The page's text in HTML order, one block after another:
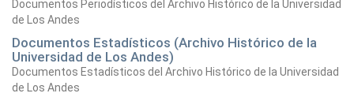
Documentos Periodísticos del Archivo Histórico de la Universidad
de Los Andes
Documentos Estadísticos (Archivo Histórico de la
Universidad de Los Andes)
Documentos Estadísticos del Archivo Histórico de la Universidad
de Los Andes